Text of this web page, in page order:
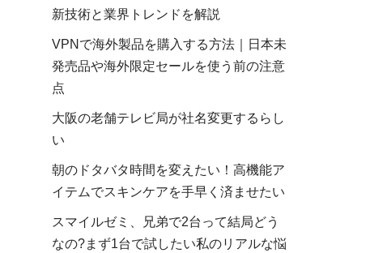
新技術と業界トレンドを解説
VPNで海外製品を購入する方法｜日本未
発売品や海外限定セールを使う前の注意
点
大阪の老舗テレビ局が社名変更するらし
い
朝のドタバタ時間を変えたい！高機能ア
イテムでスキンケアを手早く済ませたい
スマイルゼミ、兄弟で2台って結局どう
なの?まず1台で試したい私のリアルな悩